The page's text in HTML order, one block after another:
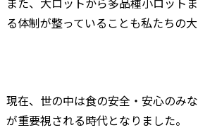
る体制が整っていることも私たちの大
現在、世の中は食の安全・安心のみ
が重要視される時代となりました。